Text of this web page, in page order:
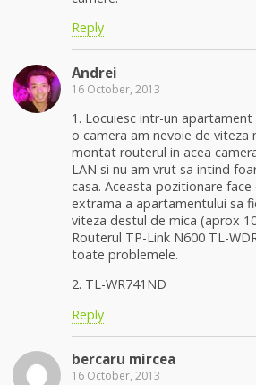
Reply
Andrei
16 October, 2013
1. Locuiesc intr-un
o camera am nevoie de viteza
montat routerul in acea
LAN si nu am vrut sa intind
casa. Aceasta pozitionare face
extrama a apartamentului sa
viteza destul de mica (aprox
Routerul TP-Link N600 TL-
toate problemele.
2. TL-WR741ND
Reply
bercaru mircea
16 October, 2013